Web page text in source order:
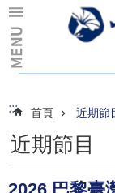
跳到主要內容區塊
:::
::: 首頁 近期節
近期節目